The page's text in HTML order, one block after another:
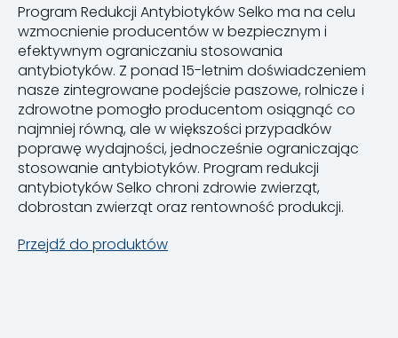
Program Redukcji Antybiotyków Selko ma na celu
wzmocnienie producentów w bezpiecznym i
efektywnym ograniczaniu stosowania
antybiotyków. Z ponad 15-letnim doświadczeniem
nasze zintegrowane podejście paszowe, rolnicze i
zdrowotne pomogło producentom osiągnąć co
najmniej równą, ale w większości przypadków
poprawę wydajności, jednocześnie ograniczając
stosowanie antybiotyków. Program redukcji
antybiotyków Selko chroni zdrowie zwierząt,
dobrostan zwierząt oraz rentowność produkcji.
Przejdź do produktów